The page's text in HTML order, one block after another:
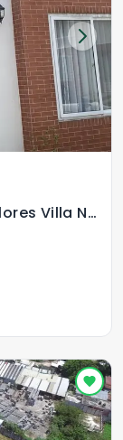
Casa En Venta Hacienda De Las Flores Villa Nueva